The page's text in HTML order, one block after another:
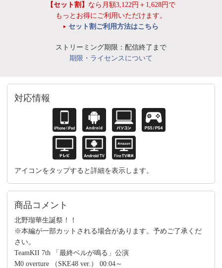
【セット割】 なら月額3,122円＋1,628円で
もっとお得にご利用いただけます。
セット割ご利用方法はこちら
ストリーミング期限：配信終了まで
期限・ライセンスについて
対応情報
アイコンをタップすると詳細を表示します。
商品コメント
北野瑠華生誕祭！！
※本編が一部カットされる場合があります。予めご了承くだ
さい。
TeamKII 7th 「最終ベルが鳴る」公演
M0 overture （SKE48 ver.） 00:04～